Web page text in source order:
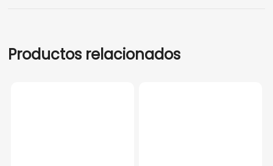
Productos relacionados